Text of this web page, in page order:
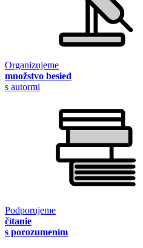
Organizujeme
množstvo besied
s autormi
Podporujeme
čítanie
s porozumením